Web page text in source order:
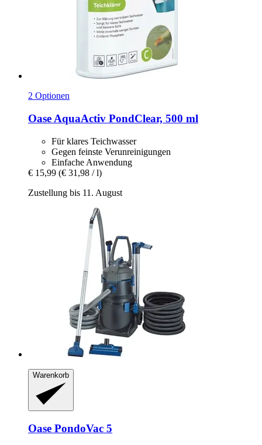
2 Optionen
Oase AquaActiv PondClear, 500 ml
Für klares Teichwasser
Gegen feinste Verunreinigungen
Einfache Anwendung
€ 15,99 (€ 31,98 / l)
Zustellung bis 11. August
Warenkorb
Oase PondoVac 5